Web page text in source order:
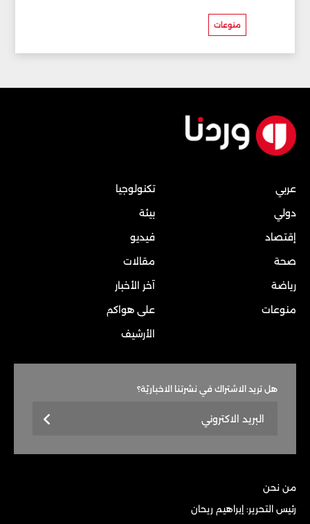
منوعات
عربي
دولي
إقتصاد
صحة
رياضة
منوعات
تكنولوجيا
بيئة
فيديو
مقالات
آخر الأخبار
على هواكم
الأرشيف
هل تريد الاشتراك في نشرتنا الاخباريّة؟
من نحن
رئيس التحرير: إبراهيم ريحان